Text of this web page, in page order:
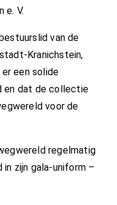
e. V.
van de
Kranichstein,
een solide
en dat de collectie
voor de
regelmatig
zijn gala-uniform –